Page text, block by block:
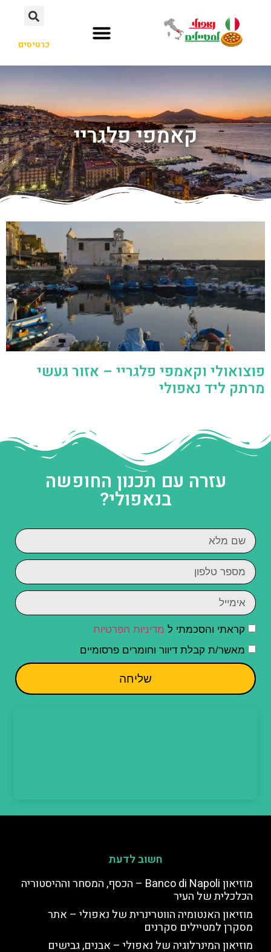
כרטיסים
קאמפי פלגריי
פוצואולי וקאמפי פלגריי – אזור געשי
מרתק ליד נאפולי
עזרה עם תכנון החופשה
בנאפולי?
קראתי והסכמתי ל מדיניות הפרטיות
מאשר/ת קבלת דיוור וחומרים פרסומיים
שליחה
חשוב לדעת
מוזיאון Banco di Napoli – הכסף, המסחר וההיסטוריה
הכלכלית של העיר
מוזיאון האנטומיה הווטרינרית של נאפולי – אתר
מסקרן למטיילים סקרנים
מוזיאון המינרלוגיה של נאפולי – אבנים, גבישים